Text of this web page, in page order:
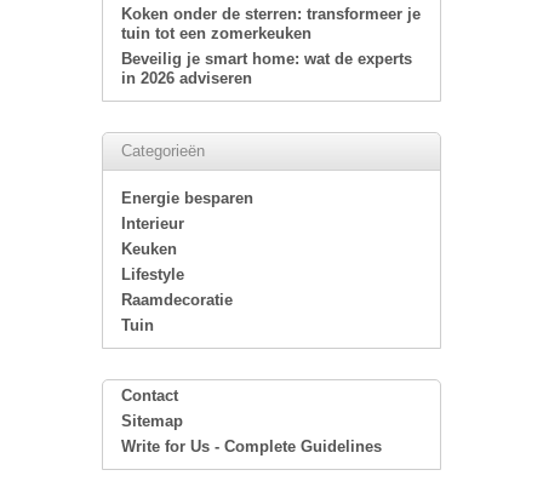
Koken onder de sterren: transformeer je
tuin tot een zomerkeuken
Beveilig je smart home: wat de experts
in 2026 adviseren
Categorieën
Energie besparen
Interieur
Keuken
Lifestyle
Raamdecoratie
Tuin
Contact
Sitemap
Write for Us - Complete Guidelines